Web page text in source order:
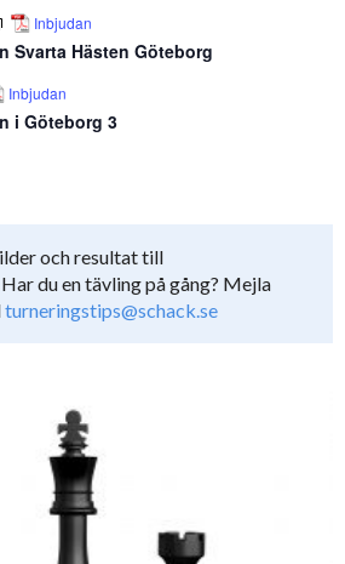
Inbjudan
Svarta Hästen Göteborg
Inbjudan
i Göteborg 3
och resultat till
Har du en tävling på gång? Mejla
turneringstips@schack.se